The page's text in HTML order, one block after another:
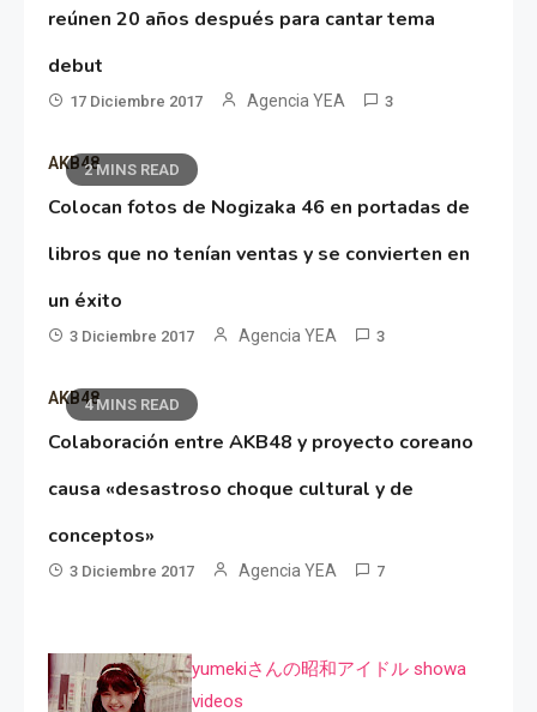
reúnen 20 años después para cantar tema
debut
17 Diciembre 2017 Agencia YEA 3
2 MINS READ
AKB48
Colocan fotos de Nogizaka 46 en portadas de
libros que no tenían ventas y se convierten en
un éxito
3 Diciembre 2017 Agencia YEA 3
4 MINS READ
AKB48
Colaboración entre AKB48 y proyecto coreano
causa «desastroso choque cultural y de
conceptos»
3 Diciembre 2017 Agencia YEA 7
yumekiさんの昭和アイドル showa
videos